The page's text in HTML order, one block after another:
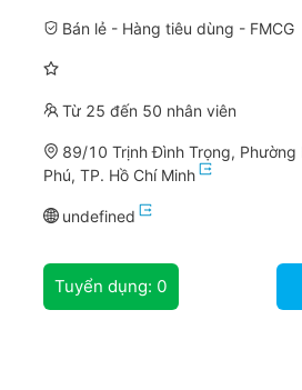
Bán lẻ - Hàng tiêu dùng - FMCG
Từ 25 đến 50 nhân viên
89/10 Trịnh Đình Trọng, Phường
Phú, TP. Hồ Chí Minh
undefined
Tuyển dụng: 0